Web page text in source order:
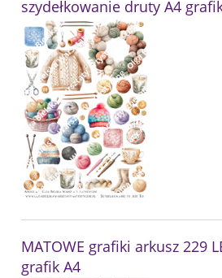
szydełkowanie druty A4
MATOWE grafiki arkusz 229
grafik A4